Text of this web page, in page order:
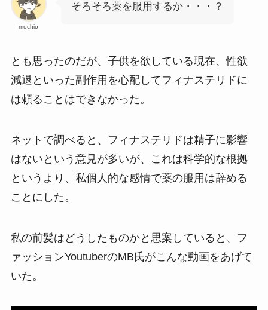
mochio
そろそろ薬を服用するか・・・？
とも思ったのだが、子供を欲している現在、性欲
減退といった副作用を心配してフィナステリドに
は頼ることはできなかった。
ネットで調べると、フィナステリドは精子に影響
はないという意見が多いが、これは科学的な根拠
というより、私個人的な感情で薬の服用は辞める
ことにした。
私の前髪はどうしたものかと思案していると、フ
ァッションYoutuberのMB氏がこんな動画をあげて
いた。